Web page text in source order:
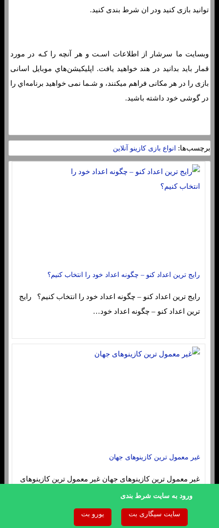
توانید بازی کنید ودر ان شرط بندی کنید.
وبسایت ما سرشار از اطلاعات اسـت و هر آنچه را کـه در مورد
قمار باید بدانید در هند خواهید یافت. اپلیکیشن‌هاي‌ موبایل اسانی
بازی را در هر مکانی فراهم میکنند، و شـما نمی خواهید برنامه‌اي را
در گوشی خود داشته باشید.
برچسب‌ها: انواع بازی کازینو آنلاین
رایج ترین اعداد کنو – چگونه اعداد خود را انتخاب کنیم؟
رایج ترین اعداد کنو – چگونه اعداد خود را انتخاب کنیم؟ رایج
ترین اعداد کنو – چگونه اعداد خود…
غیر معمول ترین کازینوهای جهان
غیر معمول ترین کازینوهای جهان غیر معمول ترین کازینوهای
جهان وقتی بیشتر ما بـه بازدید از یک کازینو فکر می…
ورود به سایت شرط بندی
سایت سیگاری بت یورو بت